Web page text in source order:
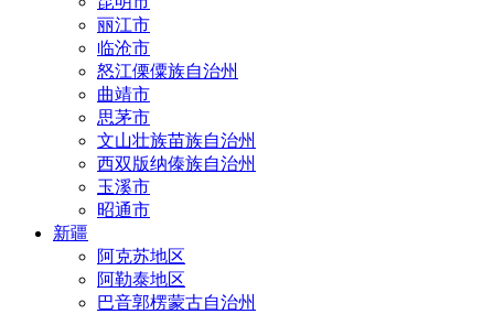
丽江市
临沧市
怒江傈僳族自治州
曲靖市
思茅市
文山壮族苗族自治州
西双版纳傣族自治州
玉溪市
昭通市
新疆
阿克苏地区
阿勒泰地区
巴音郭楞蒙古自治州